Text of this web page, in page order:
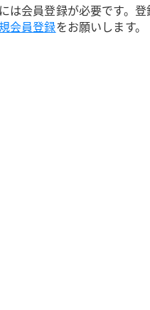
は会員登録が必要です。
会員登録をお願いします。